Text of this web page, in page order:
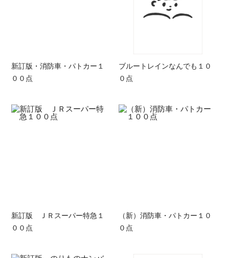
新訂版・消防車・パトカー１
００点
ブルートレインなんでも１０
０点
新訂版 ＪＲスーパー特急１
００点
（新）消防車・パトカー１０
０点